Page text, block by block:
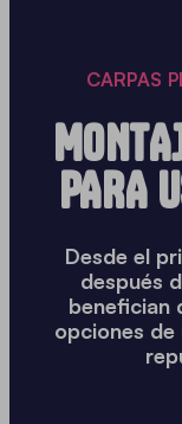
CARPAS
PARA
Desde el
después
benefician
opciones